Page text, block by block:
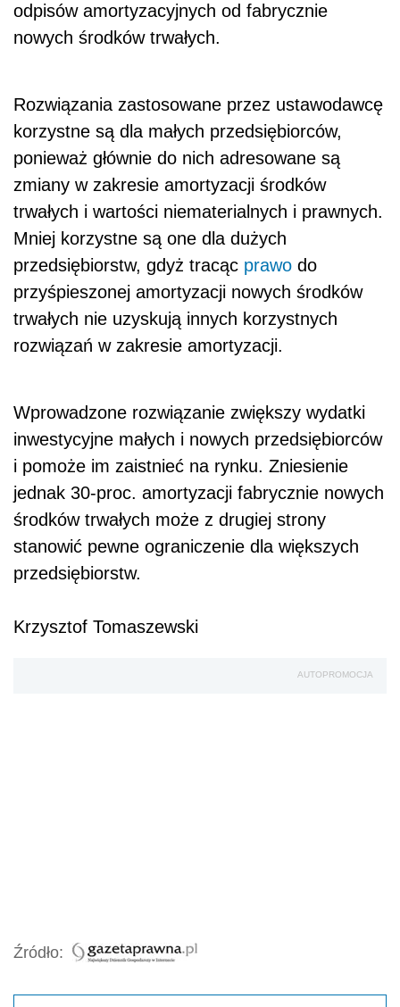
odpisów amortyzacyjnych od fabrycznie
nowych środków trwałych.
Rozwiązania zastosowane przez ustawodawcę
korzystne są dla małych przedsiębiorców,
ponieważ głównie do nich adresowane są
zmiany w zakresie amortyzacji środków
trwałych i wartości niematerialnych i prawnych.
Mniej korzystne są one dla dużych
przedsiębiorstw, gdyż tracąc prawo do
przyśpieszonej amortyzacji nowych środków
trwałych nie uzyskują innych korzystnych
rozwiązań w zakresie amortyzacji.
Wprowadzone rozwiązanie zwiększy wydatki
inwestycyjne małych i nowych przedsiębiorców
i pomoże im zaistnieć na rynku. Zniesienie
jednak 30-proc. amortyzacji fabrycznie nowych
środków trwałych może z drugiej strony
stanowić pewne ograniczenie dla większych
przedsiębiorstw.
Krzysztof Tomaszewski
AUTOPROMOCJA
Źródło: